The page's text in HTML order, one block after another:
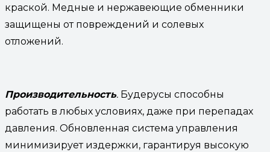
краской. Медные и нержавеющие обменники
защищены от повреждений и солевых
отложений.
Производительность. Будерусы способны
работать в любых условиях, даже при перепадах
давления. Обновленная система управления
минимизирует издержки, гарантируя высокую